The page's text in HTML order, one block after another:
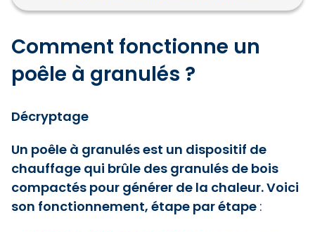
Comment fonctionne un
poêle à granulés ?
Décryptage
Un poêle à granulés est un dispositif de
chauffage qui brûle des granulés de bois
compactés pour générer de la chaleur. Voici
son fonctionnement, étape par étape :